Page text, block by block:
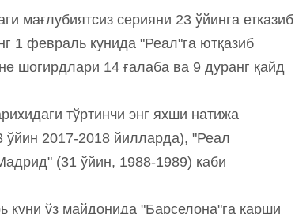
мағлубиятсиз серияни 23 ўйинга етказиб
1 февраль кунида "Реал"га ютқазиб
шогирдлари 14 ғалаба ва 9 дуранг қайд
тўртинчи энг яхши натижа
ўйин 2017-2018 йилларда), "Реал
(31 ўйин, 1988-1989) каби
куни ўз майдонида "Барселона"га қарши